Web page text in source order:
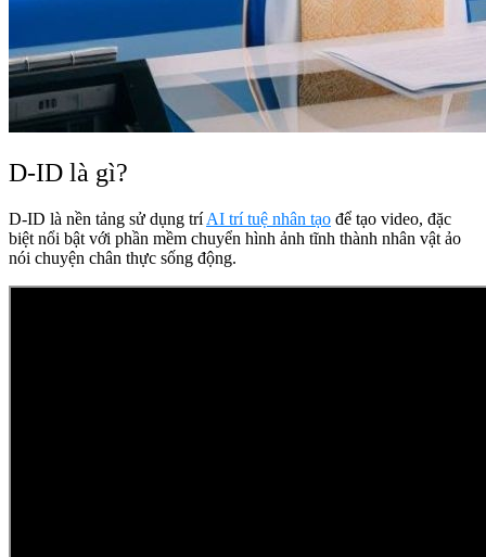
D-ID là gì?
D-ID là nền tảng sử dụng tríAI trí tuệ nhân tạo để tạo video, đặc
biệt nổi bật với phần mềm chuyển hình ảnh tĩnh thành nhân vật ảo
nói chuyện chân thực sống động.